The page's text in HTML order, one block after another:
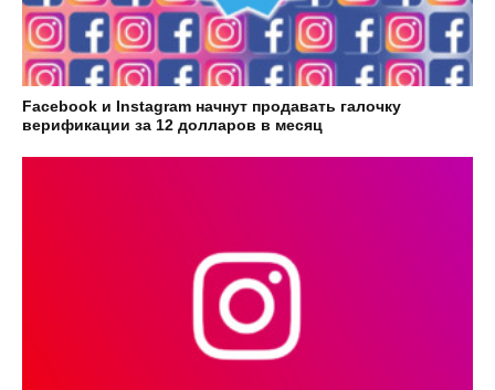
Facebook и Instagram начнут продавать галочку
верификации за 12 долларов в месяц